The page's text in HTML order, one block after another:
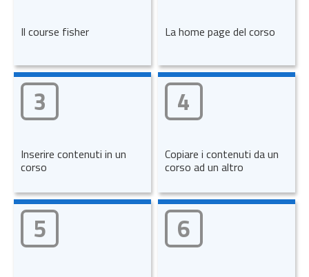
Il course fisher La home page del corso
3
Inserire contenuti in un
corso
4
Copiare i contenuti da un
corso ad un altro
5 6